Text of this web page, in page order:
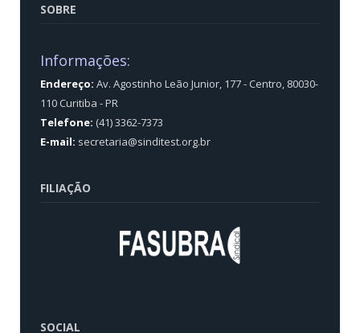
SOBRE
Informações:
Endereço: Av. Agostinho Leão Junior, 177 - Centro, 80030-
110 Curitiba - PR
Telefone: (41) 3362-7373
E-mail: secretaria@sinditest.org.br
FILIAÇÃO
SOCIAL